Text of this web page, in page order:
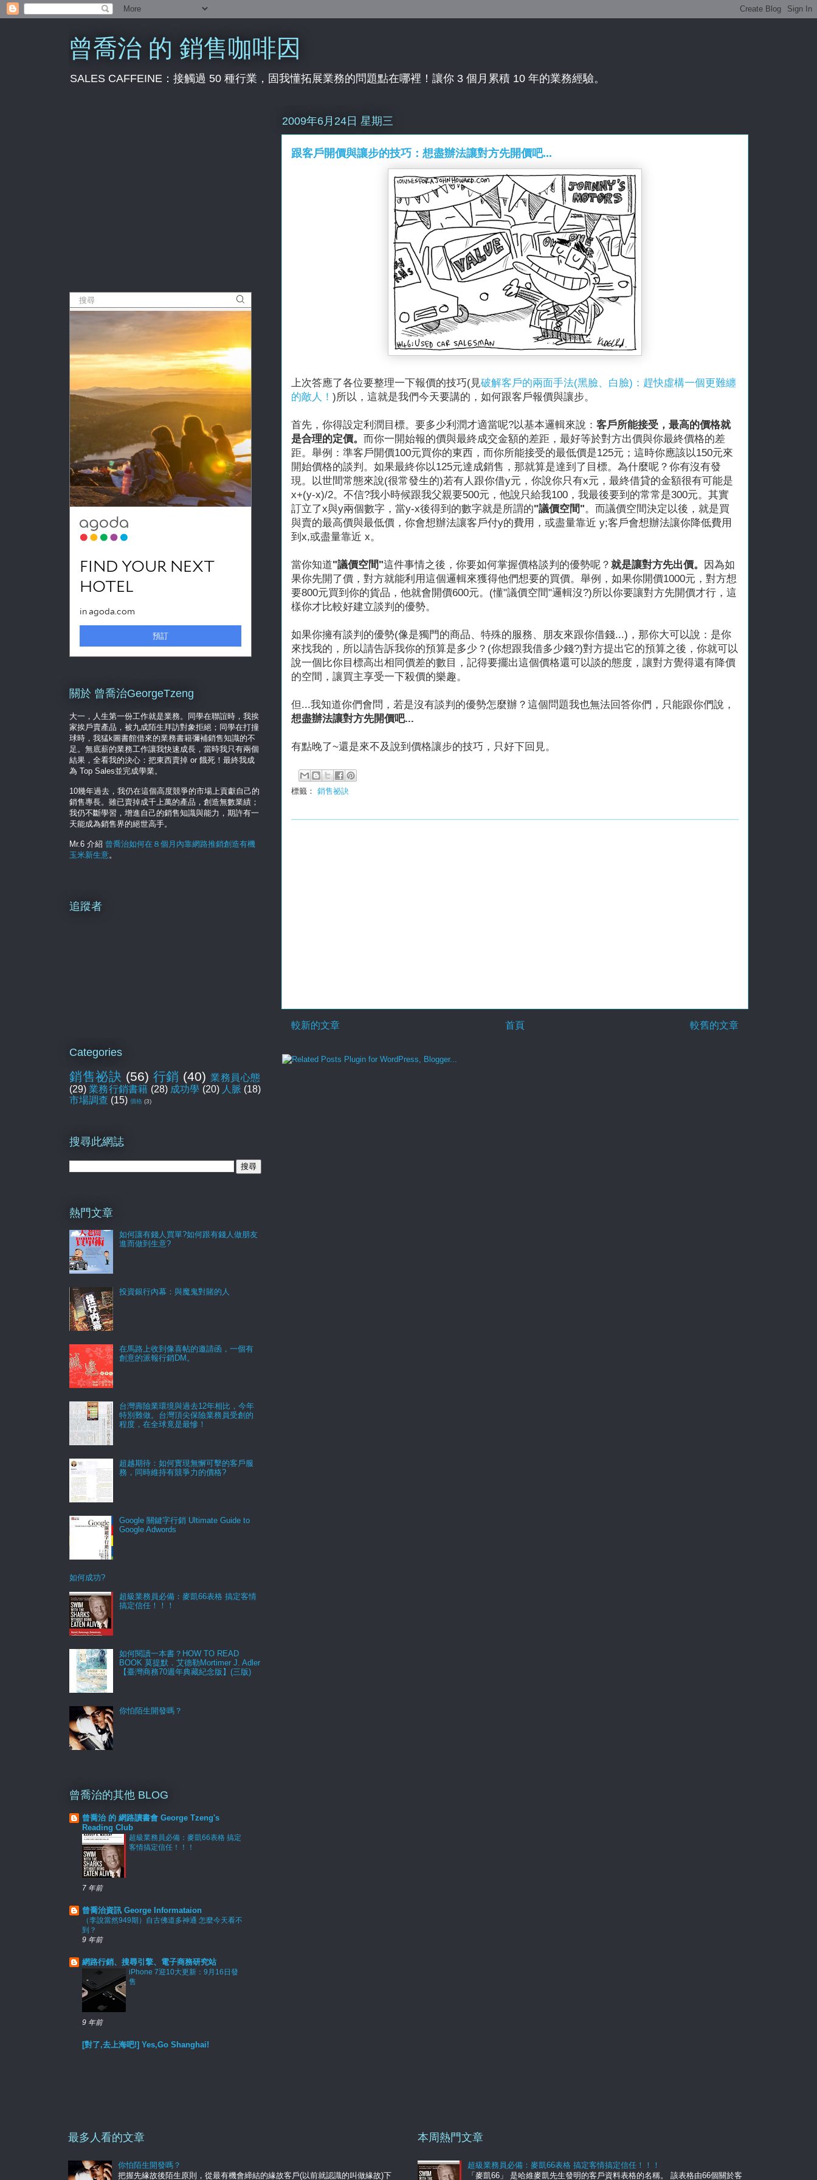
曾喬治 的 銷售咖啡因
SALES CAFFEINE：接觸過 50 種行業，固我懂拓展業務的問題點在哪裡！讓你 3 個月累積 10 年的業務經驗。
2009年6月24日 星期三
跟客戶開價與讓步的技巧：想盡辦法讓對方先開價吧...
上次答應了各位要整理一下報價的技巧(見破解客戶的兩面手法(黑臉、白臉)：趕快虛構一個更難纏
的敵人！ )所以，這就是我們今天要講的，如何跟客戶報價與讓步。
首先，你得設定利潤目標。要多少利潤才適當呢?以基本邏輯來說： 客戶所能接受，最高的價格就
是合理的定價。 而你一開始報的價與最終成交金額的差距，最好等於對方出價與你最終價格的差
距。舉例：準客戶開價100元買你的東西，而你所能接受的最低價是125元；這時你應該以150元來
開始價格的談判。如果最終你以125元達成銷售，那就算是達到了目標。為什麼呢？你有沒有發
現。以世間常態來說(很常發生的)若有人跟你借y元，你說你只有x元，最終借貸的金額很有可能是
x+(y-x)/2。不信?我小時候跟我父親要500元，他說只給我100，我最後要到的常常是300元。其實
訂立了x與y兩個數字，當y-x後得到的數字就是所謂的"議價空間"。而議價空間決定以後，就是買
與賣的最高價與最低價，你會想辦法讓客戶付y的費用，或盡量靠近 y;客戶會想辦法讓你降低費用
到x,或盡量靠近 x。
當你知道"議價空間"這件事情之後，你要如何掌握價格談判的優勢呢？ 就是讓對方先出價。
因為如
果你先開了價，對方就能利用這個邏輯來獲得他們想要的買價。舉例，如果你開價1000元，對方想
要800元買到你的貨品，他就會開價600元。(懂"議價空間"邏輯沒?)所以你要讓對方先開價才行，這
樣你才比較好建立談判的優勢。
如果你擁有談判的優勢(像是獨門的商品、特殊的服務、朋友來跟你借錢...)，那你大可以說：是你
來找我的，所以請告訴我你的預算是多少？(你想跟我借多少錢?)對方提出它的預算之後，你就可以
說一個比你目標高出相同價差的數目，記得要擺出這個價格還可以談的態度，讓對方覺得還有降價
的空間，讓買主享受一下殺價的樂趣。
但...我知道你們會問，若是沒有談判的優勢怎麼辦？這個問題我也無法回答你們，只能跟你們說，
想盡辦法讓對方先開價吧...
有點晚了~還是來不及說到價格讓步的技巧，只好下回見。
標籤： 銷售祕訣
較新的文章 較舊的文章
首頁
關於 曾喬治GeorgeTzeng
大一，人生第一份工作就是業務。同學在聯誼時，我挨
家挨戶賣產品，被九成陌生拜訪對象拒絕；同學在打撞
球時，我猛k圖書館借來的業務書籍彌補銷售知識的不
足。無底薪的業務工作讓我快速成長，當時我只有兩個
結果，全看我的決心：把東西賣掉 or 餓死！最終我成
為 Top Sales並完成學業。
10幾年過去，我仍在這個高度競爭的市場上貢獻自己的
銷售專長。雖已賣掉成千上萬的產品，創造無數業績；
我仍不斷學習，增進自己的銷售知識與能力，期許有一
天能成為銷售界的絕世高手。
Mr.6 介紹 曾喬治如何在８個月內靠網路推銷創造有機
玉米新生意。
追蹤者
Categories
銷售祕訣 (56) 行銷 (40) 業務員心態
(29) 業務行銷書籍 (28) 成功學 (20) 人脈 (18)
市場調查 (15) 價格 (3)
搜尋此網誌
熱門文章
如何讓有錢人買單?如何跟有錢人做朋友
進而做到生意?
投資銀行內幕：與魔鬼對賭的人
在馬路上收到像喜帖的邀請函，一個有
創意的派報行銷DM。
台灣壽險業環境與過去12年相比，今年
特別難做。台灣頂尖保險業務員受創的
程度，在全球竟是最慘！
超越期待：如何實現無懈可擊的客戶服
務，同時維持有競爭力的價格?
Google 關鍵字行銷 Ultimate Guide to
Google Adwords
如何成功?
超級業務員必備：麥凱66表格 搞定客情
搞定信任！！！
如何閱讀一本書？HOW TO READ
BOOK 莫提默．艾德勒Mortimer J. Adler
【臺灣商務70週年典藏紀念版】(三版)
你怕陌生開發嗎？
曾喬治的其他 BLOG
曾喬治 的 網路讀書會 George Tzeng's
Reading Club
超級業務員必備：麥凱66表格 搞定
客情搞定信任！！！
7 年前
曾喬治資訊 George Informataion
（李說當然949期）自古佛道多神通 怎麼今天看不
到？
9 年前
網路行銷、搜尋引擎、電子商務研究站
iPhone 7迎10大更新：9月16日發
售
9 年前
[對了,去上海吧!] Yes,Go Shanghai!
最多人看的文章
你怕陌生開發嗎？
把握先緣故後陌生原則，從最有機會締結的緣故客戶(以前就認識的叫做緣故)下
本周熱門文章
超級業務員必備：麥凱66表格 搞定客情搞定信任！！！
「麥凱66」 是哈維麥凱先生發明的客戶資料表格的名稱。 該表格由66個關於客